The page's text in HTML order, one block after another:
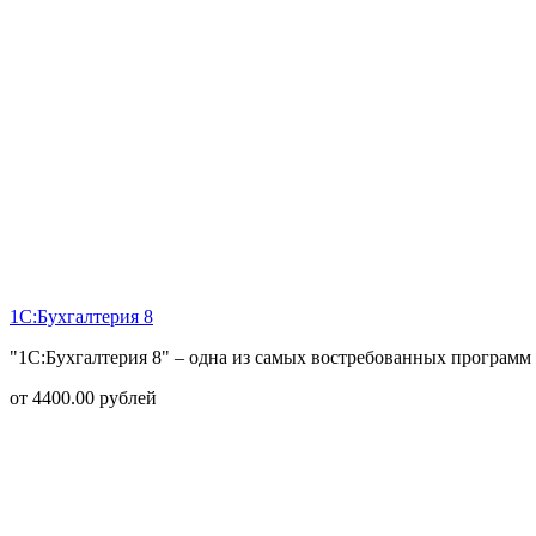
1С:Бухгалтерия 8
"1С:Бухгалтерия 8" – одна из самых востребованных
от 4400.00 рублей